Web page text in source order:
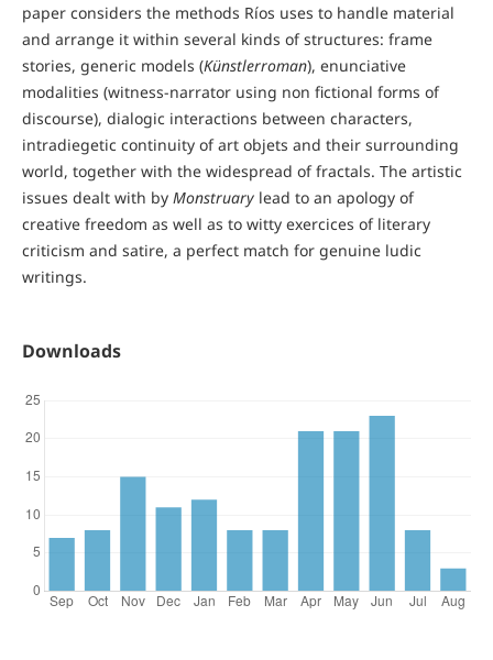
paper considers the methods Ríos uses to handle material
and arrange it within several kinds of structures: frame
stories, generic models (Künstlerroman), enunciative
modalities (witness-narrator using non fictional forms of
discourse), dialogic interactions between characters,
intradiegetic continuity of art objets and their surrounding
world, together with the widespread of fractals. The artistic
issues dealt with by Monstruary lead to an apology of
creative freedom as well as to witty exercices of literary
criticism and satire, a perfect match for genuine ludic
writings.
Downloads